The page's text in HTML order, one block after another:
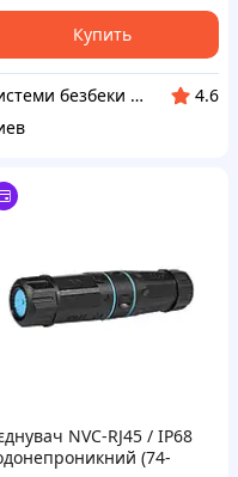
Купить
Системи безбеки Айгвард
4.6
NVC-RJ45 / IP68
(74-